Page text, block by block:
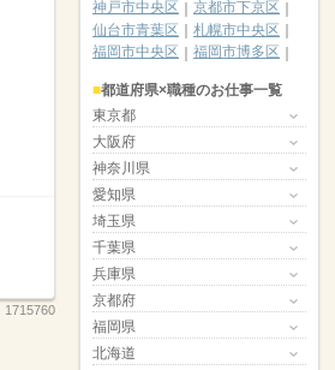
1715760
神戸市中央区
京都市下京区
仙台市青葉区
札幌市中央区
福岡市中央区
福岡市博多区
都道府県×職種のお仕事一覧
東京都
大阪府
神奈川県
愛知県
埼玉県
千葉県
兵庫県
京都府
福岡県
北海道